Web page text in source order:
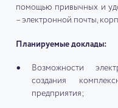
помощью привычных и
– электронной почты,
Планируемые доклады:
Возможности
создания
предприятия;